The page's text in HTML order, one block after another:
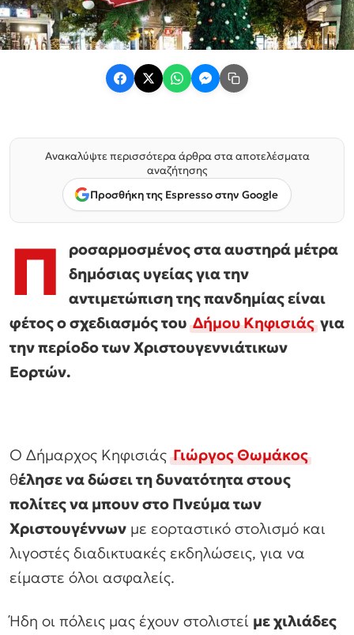
Ανακαλύψτε περισσότερα άρθρα στα αποτελέσματα
αναζήτησης
Προσθήκη της Espresso στην Google
Π
ροσαρμοσμένος στα αυστηρά μέτρα
δημόσιας υγείας για την
αντιμετώπιση της πανδημίας είναι
φέτος ο σχεδιασμός τουΔήμου Κηφισιάςγια
την περίοδο των Χριστουγεννιάτικων
Εορτών.
Ο Δήμαρχος ΚηφισιάςΓιώργος Θωμάκος
θέλησε να δώσει τη δυνατότητα στους
πολίτες να μπουν στο Πνεύμα των
Χριστουγέννων με εορταστικό στολισμό και
λιγοστές διαδικτυακές εκδηλώσεις, για να
είμαστε όλοι ασφαλείς.
Ήδη οι πόλεις μας έχουν στολιστεί με χιλιάδες